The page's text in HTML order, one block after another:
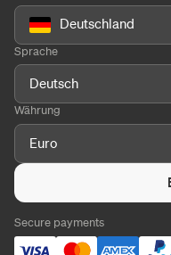
Deutschland
Sprache
Deutsch
Währung
Euro
Secure payments